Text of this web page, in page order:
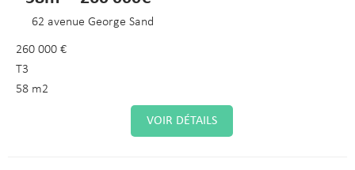
62 avenue George Sand
260 000 €
T3
58 m2
VOIR DÉTAILS